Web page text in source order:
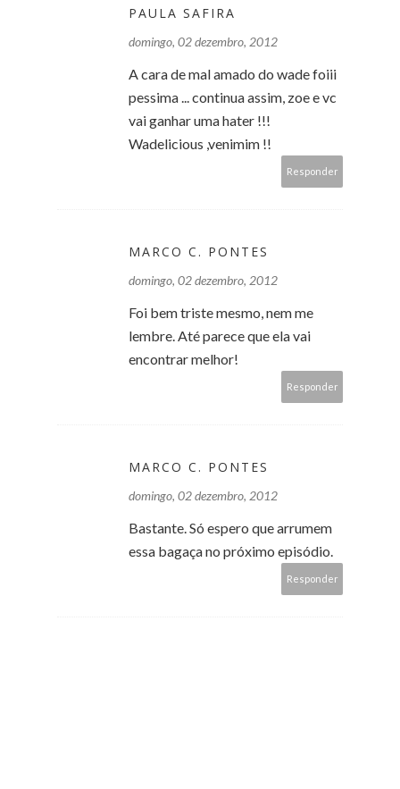
PAULA SAFIRA
domingo, 02 dezembro, 2012
A cara de mal amado do wade foiii
pessima ... continua assim, zoe e vc
vai ganhar uma hater !!!
Wadelicious ,venimim !!
Responder
MARCO C. PONTES
domingo, 02 dezembro, 2012
Foi bem triste mesmo, nem me
lembre. Até parece que ela vai
encontrar melhor!
Responder
MARCO C. PONTES
domingo, 02 dezembro, 2012
Bastante. Só espero que arrumem
essa bagaça no próximo episódio.
Responder